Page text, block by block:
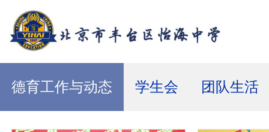
德育工作与动态 学生会 团队生活